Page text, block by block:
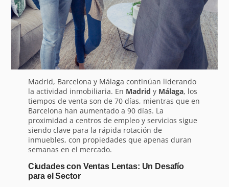
Madrid, Barcelona y Málaga continúan liderando
la actividad inmobiliaria. En Madrid y Málaga, los
tiempos de venta son de 70 días, mientras que en
Barcelona han aumentado a 90 días. La
proximidad a centros de empleo y servicios sigue
siendo clave para la rápida rotación de
inmuebles, con propiedades que apenas duran
semanas en el mercado.
Ciudades con Ventas Lentas: Un Desafío
para el Sector